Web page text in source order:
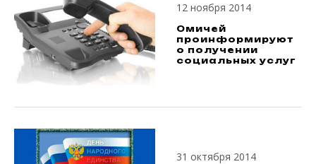
12 ноября 2014
Омичей
проинформируют
о получении
социальных услуг
31 октября 2014